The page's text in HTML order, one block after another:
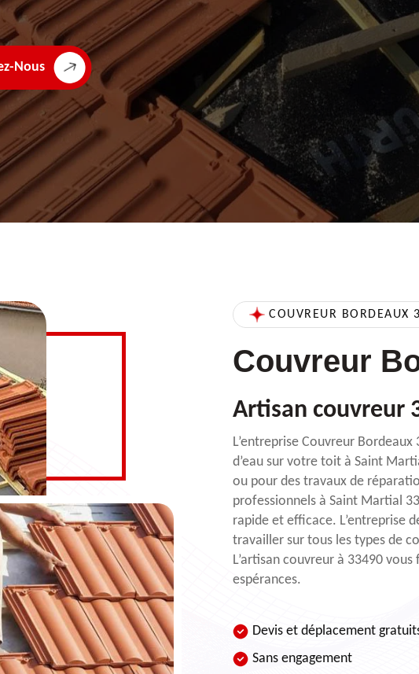
Nous
COUVREUR BORDEAUX
Couvreur
Artisan couvreur
L’entreprise Couvreur
d’eau sur votre toit à Saint
ou pour des travaux de
professionnels à Saint Martial
rapide et efficace. L’entreprise
travailler sur tous les types de
L’artisan couvreur à 33490
espérances.
Devis et déplacement
Sans engagement